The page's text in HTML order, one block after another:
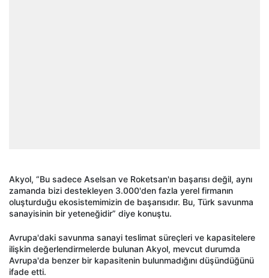
Akyol, “Bu sadece Aselsan ve Roketsan'ın başarısı değil, aynı
zamanda bizi destekleyen 3.000'den fazla yerel firmanın
oluşturduğu ekosistemimizin de başarısıdır. Bu, Türk savunma
sanayisinin bir yeteneğidir” diye konuştu.
Avrupa'daki savunma sanayi teslimat süreçleri ve kapasitelere
ilişkin değerlendirmelerde bulunan Akyol, mevcut durumda
Avrupa'da benzer bir kapasitenin bulunmadığını düşündüğünü
ifade etti.